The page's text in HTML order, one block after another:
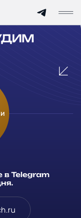
'detail'
Telegram
с вами в